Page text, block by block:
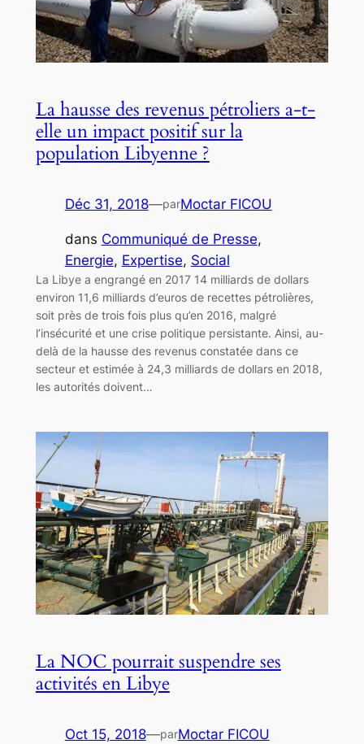
La hausse des revenus pétroliers a-t-
elle un impact positif sur la
population Libyenne ?
Déc 31, 2018—parMoctar FICOU
dans Communiqué de Presse
Energie, Expertise, Social
La Libye a engrangé en 2017 14 milliards de dollars
environ 11,6 milliards d’euros de recettes pétrolières,
soit près de trois fois plus qu’en 2016, malgré
l’insécurité et une crise politique persistante. Ainsi, au-
delà de la hausse des revenus constatée dans ce
secteur et estimée à 24,3 milliards de dollars en 2018,
les autorités doivent…
La NOC pourrait suspendre ses
activités en Libye
Oct 15, 2018—parMoctar FICOU